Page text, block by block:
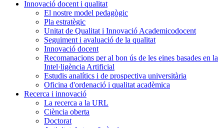
Innovació docent i qualitat
El nostre model pedagògic
Pla estratègic
Unitat de Qualitat i Innovació Academicodocent
Seguiment i avaluació de la qualitat
Innovació docent
Recomanacions per al bon ús de les eines basades en la
Intel·ligència Artificial
Estudis analítics i de prospectiva universitària
Oficina d'ordenació i qualitat acadèmica
Recerca i innovació
La recerca a la URL
Ciència oberta
Doctorat